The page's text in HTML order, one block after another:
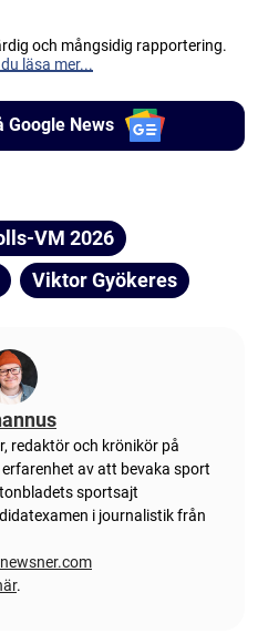
och mångsidig rapportering.
läsa mer...
Google News
VM 2026
Viktor Gyökeres
redaktör och krönikör på
av att bevaka sport
sportsajt
i journalistik från
.